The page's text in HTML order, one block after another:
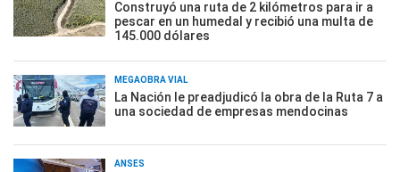
Construyó una ruta de 2 kilómetros para ir a
pescar en un humedal y recibió una multa de
145.000 dólares
MEGAOBRA VIAL
La Nación le preadjudicó la obra de la Ruta 7 a
una sociedad de empresas mendocinas
ANSES